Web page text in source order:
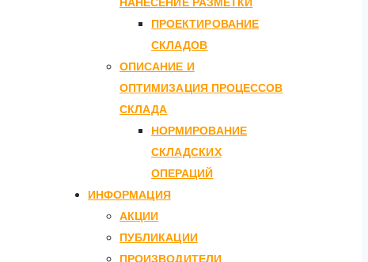
ПРОЕКТИРОВАНИЕ
СКЛАДОВ
ОПИСАНИЕ И
ОПТИМИЗАЦИЯ ПРОЦЕССОВ
СКЛАДА
НОРМИРОВАНИЕ
СКЛАДСКИХ
ОПЕРАЦИЙ
ИНФОРМАЦИЯ
АКЦИИ
ПУБЛИКАЦИИ
ПРОИЗВОДИТЕЛИ